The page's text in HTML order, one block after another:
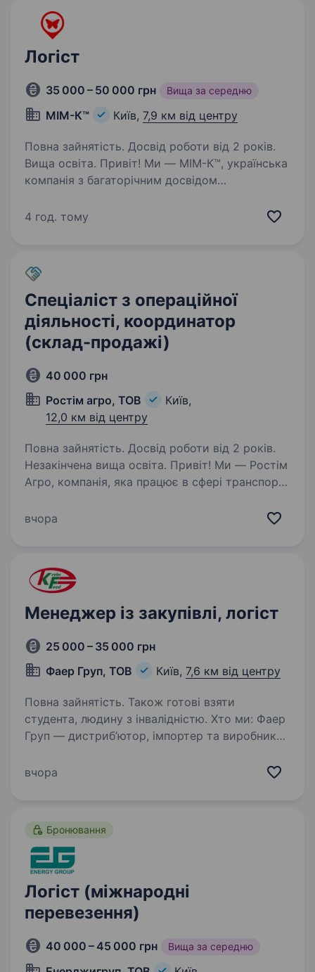
Логіст
35 000 – 50 000 грн Вища за середню
МІМ-К™ Київ, 7,9 км від центру
Повна зайнятість. Досвід роботи від 2 років.
Вища освіта. Привіт! Ми — МІМ-К™, українська
компанія з багаторічним досвідом
на замовлення у Києві. З 2004 року
з сучасними…
4 год. тому
Спеціаліст з операційної
діяльності, координатор
(склад-продажі)
40 000 грн
Ростім агро, ТОВ
Київ,
12,0 км від центру
Повна зайнятість. Досвід роботи від 2 років.
Незакінчена вища освіта. Привіт! Ми — Ростім
Агро, компанія, яка працює в сфері транспорту
Спеціаліста з операційної діяльності, який
вчора
Менеджер із закупівлі, логіст
25 000 – 35 000 грн
Фаер Груп, ТОВ
Київ, 7,6 км від центру
Повна зайнятість. Також готові взяти
студента, людину з інвалідністю. Хто ми: Фаер
Груп — дистриб’ютор, імпортер та виробник
сільськогосподарських тварин в Україні Кого
вчора
Бронювання
Логіст (міжнародні
перевезення)
40 000 – 45 000 грн Вища за середню